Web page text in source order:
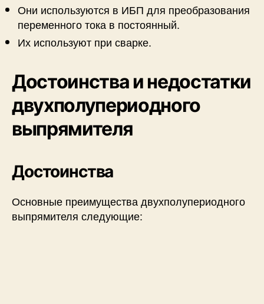
Они используются в ИБП для преобразования
переменного тока в постоянный.
Их используют при сварке.
Достоинства и недостатки
двухполупериодного
выпрямителя
Достоинства
Основные преимущества двухполупериодного
выпрямителя следующие: